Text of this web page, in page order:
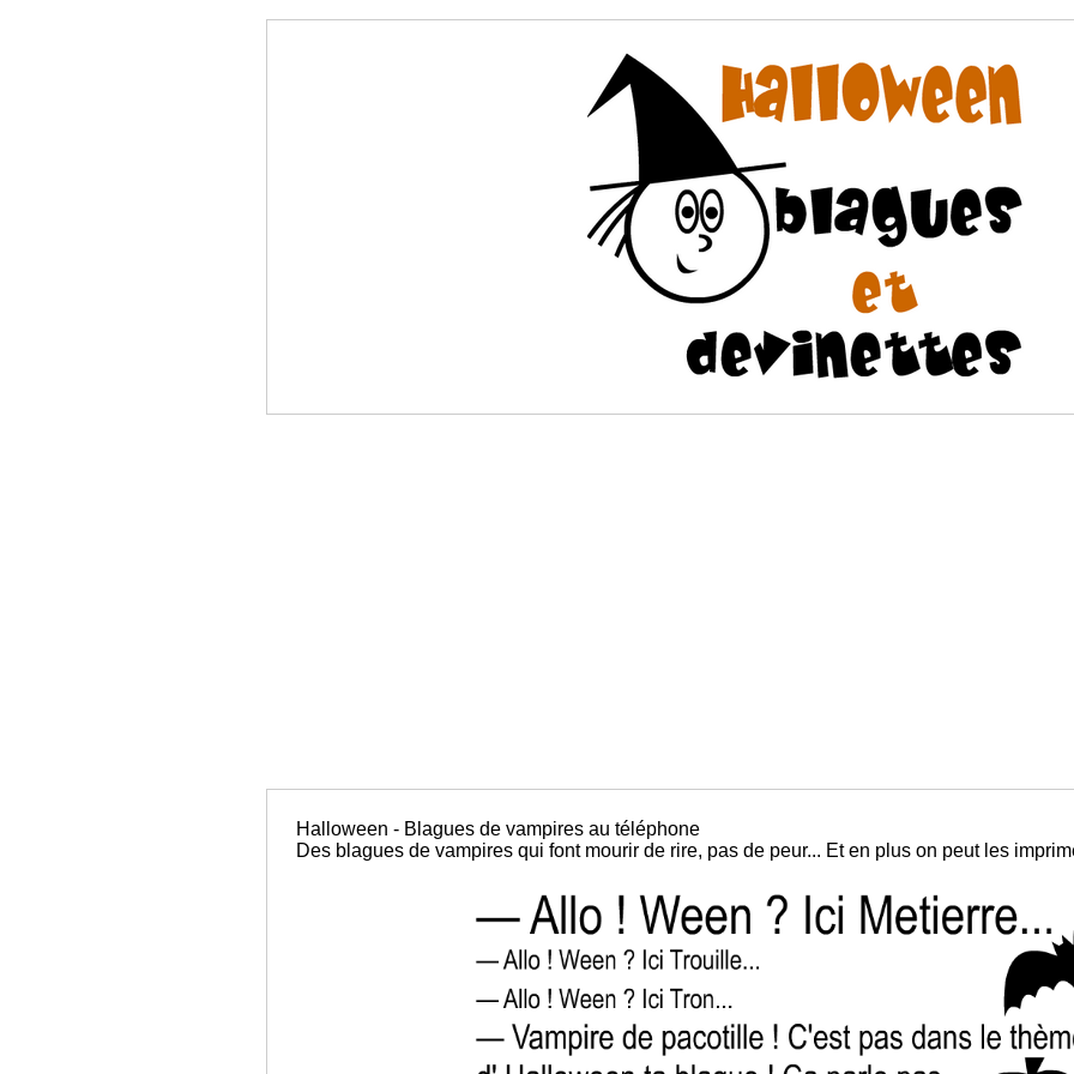
Halloween - Blagues de vampires au téléphone
Des blagues de vampires qui font mourir de rire, pas de peur... Et en plus on peut les